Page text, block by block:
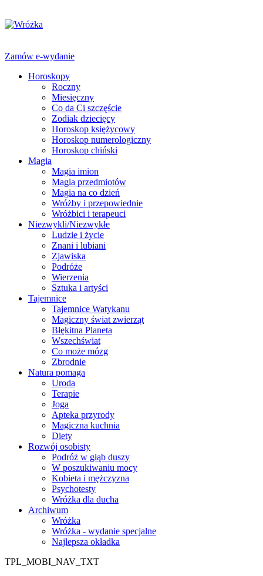
Zamów e-wydanie
Horoskopy
Roczny
Miesięczny
Co da Ci szczęście
Zodiak dziecięcy
Horoskop księżycowy
Horoskop numerologiczny
Horoskop chiński
Magia
Magia imion
Magia przedmiotów
Magia na co dzień
Wróżby i przepowiednie
Wróżbici i terapeuci
Niezwykli/Niezwykłe
Ludzie i życie
Znani i lubiani
Zjawiska
Podróże
Wierzenia
Sztuka i artyści
Tajemnice
Tajemnice Watykanu
Magiczny świat zwierząt
Błękitna Planeta
Wszechświat
Co może mózg
Zbrodnie
Natura pomaga
Uroda
Terapie
Joga
Apteka przyrody
Magiczna kuchnia
Diety
Rozwój osobisty
Podróż w głąb duszy
W poszukiwaniu mocy
Kobieta i mężczyzna
Psychotesty
Wróżka dla ducha
Archiwum
Wróżka
Wróżka - wydanie specjalne
Najlepsza okładka
TPL_MOBI_NAV_TXT